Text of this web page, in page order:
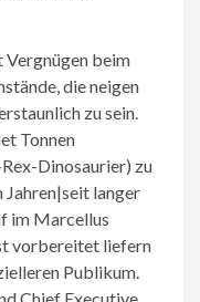
Vergnügen beim
die neigen
zu sein.
Tonnen
Dinosaurier) zu
Jahren|seit langer
im Marcellus
vorbereitet liefern
Publikum.